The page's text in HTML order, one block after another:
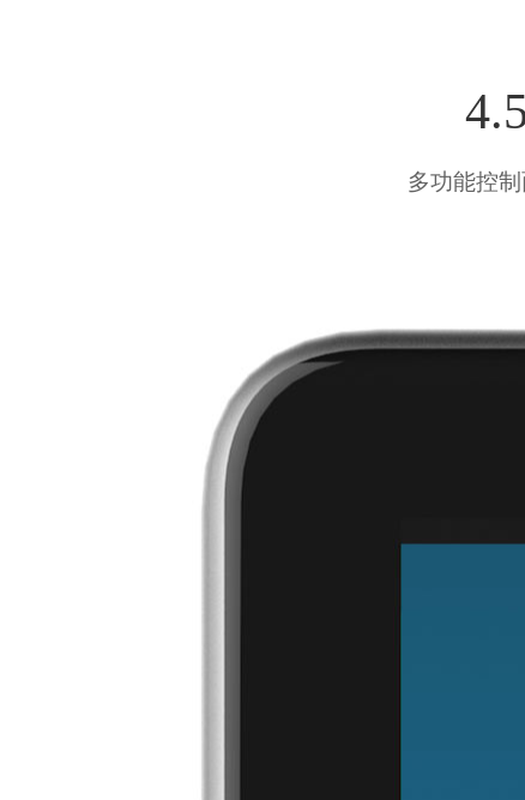
多功能控